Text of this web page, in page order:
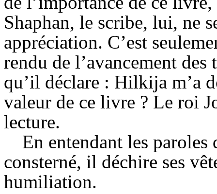
Shaphan, le scribe, lui, ne
appréciation. C’est
rendu de l’avancement
qu’il déclare : Hilkija m’a
valeur de ce livre ? Le roi
lecture.
En entendant les
consterné, il déchire ses
humiliation.